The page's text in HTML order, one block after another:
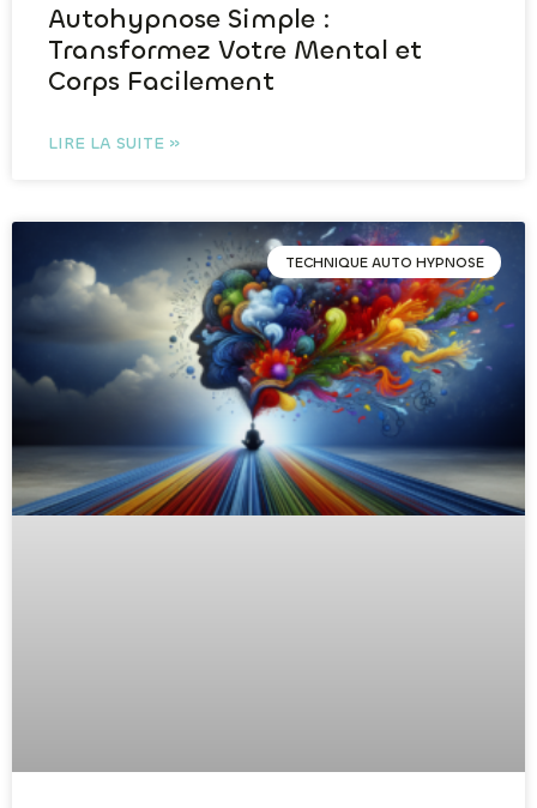
Autohypnose Simple :
Transformez Votre Mental et
Corps Facilement
LIRE LA SUITE »
TECHNIQUE AUTO HYPNOSE